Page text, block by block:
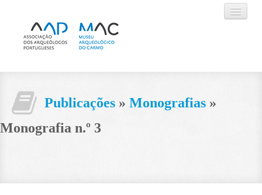
MUSEU
Publicações » Monografias »
Monografia n.º 3